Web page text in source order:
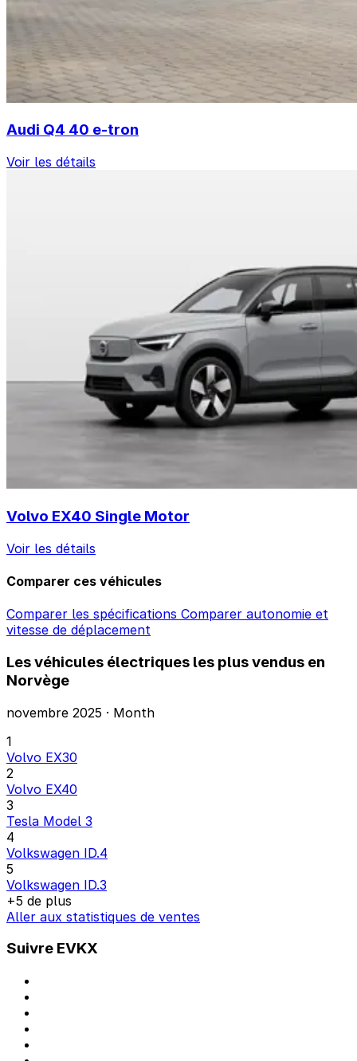
Audi Q4 40 e-tron
Voir les détails
Volvo EX40 Single Motor
Voir les détails
Comparer ces véhicules
Comparer les spécifications Comparer autonomie et
vitesse de déplacement
Les véhicules électriques les plus vendus en
Norvège
novembre 2025 · Month
1
Volvo EX30
2
Volvo EX40
3
Tesla Model 3
4
Volkswagen ID.4
5
Volkswagen ID.3
+5 de plus
Aller aux statistiques de ventes
Suivre EVKX